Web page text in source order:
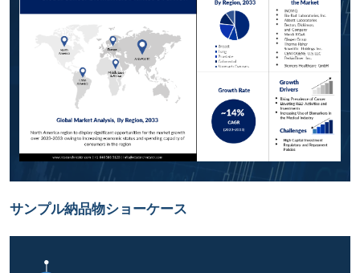
サンプル納品物ショーケース